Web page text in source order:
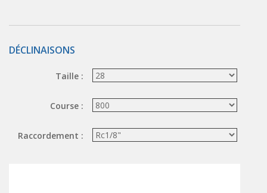
Commande pneumatique
Vannes à jet pulsé
OUTILS COUPANTS
Couteaux pneumatiques
DÉCLINAISONS
Taille :
Course :
Raccordement :